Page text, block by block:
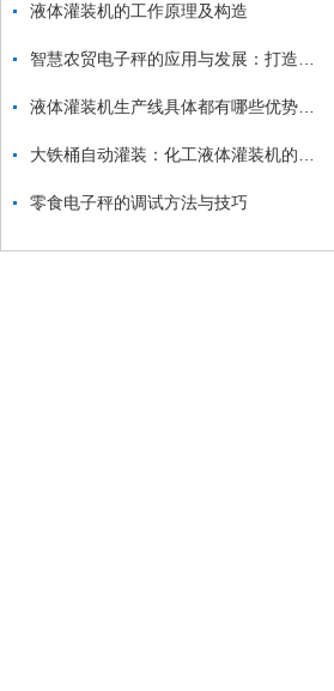
液体灌装机的工作原理及构造
零食电子秤的调试方法与技巧